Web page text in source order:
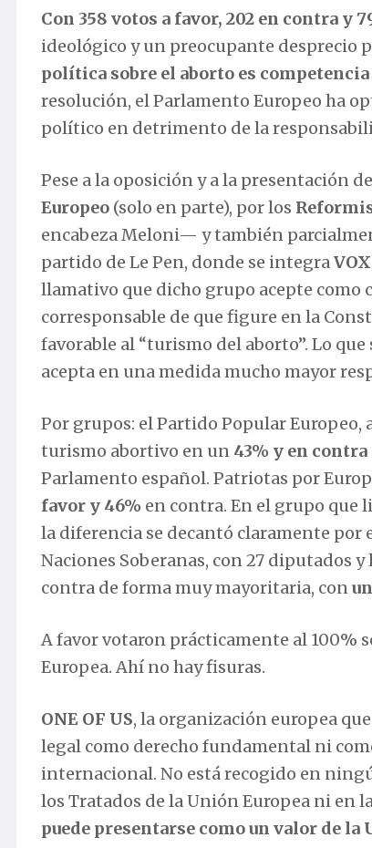
Con 358 votos a favor, 202 en contra y
ideológico y un preocupante desprecio
política sobre el aborto es
resolución, el Parlamento Europeo ha
político en detrimento de la
Pese a la oposición y a la presentación
Europeo (solo en parte), por los
encabeza Meloni— y también
partido de Le Pen, donde se integraVOX
llamativo que dicho grupo acepte como
corresponsable de que figure en la
favorable al “turismo del aborto”. Lo
acepta en una medida mucho mayor
Por grupos: el Partido Popular
turismo abortivo en un 43% y en contra
Parlamento español. Patriotas por
favor y 46% en contra. En el grupo que
la diferencia se decantó claramente por
Naciones Soberanas, con 27 diputados
contra de forma muy mayoritaria, con
A favor votaron prácticamente al 100%
Europea. Ahí no hay fisuras.
ONE OF US, la organización europea
legal como derecho fundamental ni
internacional. No está recogido en
los Tratados de la Unión Europea ni en
puede presentarse como un valor de la